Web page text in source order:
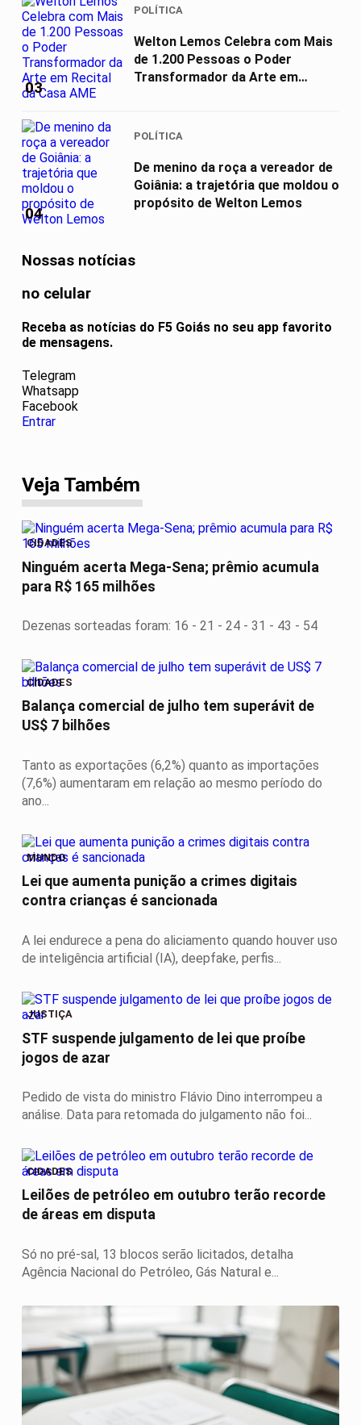
03
POLÍTICA
Welton Lemos Celebra com Mais
de 1.200 Pessoas o Poder
Transformador da Arte em
04
POLÍTICA
De menino da roça a vereador de
Goiânia: a trajetória que moldou o
propósito de Welton Lemos
Nossas notícias
no celular
Receba as notícias do F5 Goiás no seu app favorito
de mensagens.
Telegram
Whatsapp
Facebook
Entrar
Veja Também
CIDADES
Ninguém acerta Mega-Sena; prêmio acumula
para R$ 165 milhões
Dezenas sorteadas foram: 16 - 21 - 24 - 31 - 43 - 54
CIDADES
Balança comercial de julho tem superávit de
US$ 7 bilhões
Tanto as exportações (6,2%) quanto as importações
(7,6%) aumentaram em relação ao mesmo período do
ano...
MUNDO
Lei que aumenta punição a crimes digitais
contra crianças é sancionada
A lei endurece a pena do aliciamento quando houver uso
de inteligência artificial (IA), deepfake, perfis...
JUSTIÇA
STF suspende julgamento de lei que proíbe
jogos de azar
Pedido de vista do ministro Flávio Dino interrompeu a
análise. Data para retomada do julgamento não foi...
CIDADES
Leilões de petróleo em outubro terão recorde
de áreas em disputa
Só no pré-sal, 13 blocos serão licitados, detalha
Agência Nacional do Petróleo, Gás Natural e...